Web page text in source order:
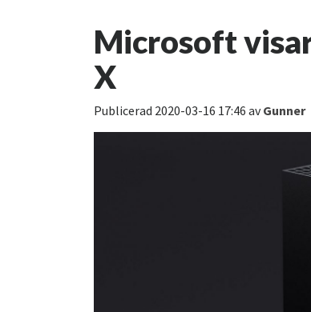
Microsoft
X
Publicerad 2020-03-16 17:46 avGunner